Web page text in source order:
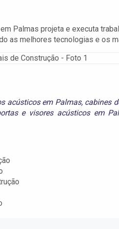
Palmas projeta e executa
as melhores tecnologias e os
acústicos em Palmas, cabines
e visores acústicos em